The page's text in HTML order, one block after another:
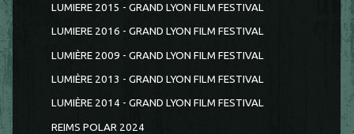
LUMIERE 2015 - GRAND LYON FILM FESTIVAL
LUMIERE 2016 - GRAND LYON FILM FESTIVAL
LUMIÈRE 2009 - GRAND LYON FILM FESTIVAL
LUMIÈRE 2013 - GRAND LYON FILM FESTIVAL
LUMIÈRE 2014 - GRAND LYON FILM FESTIVAL
REIMS POLAR 2024